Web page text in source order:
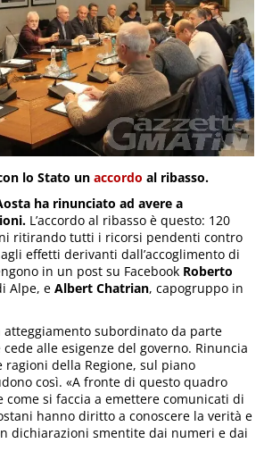
lo Stato unaccordo al ribasso.
ha rinunciato ad avere a
L’accordo al ribasso è questo: 120
ritirando tutti i ricorsi pendenti contro
effetti derivanti dall’accoglimento di
in un post su Facebook Roberto
Alpe, e Albert Chatrian, capogruppo in
atteggiamento subordinato da parte
alle esigenze del governo. Rinuncia
della Regione, sul piano
così. «A fronte di questo quadro
come si faccia a emettere comunicati di
hanno diritto a conoscere la verità e
dichiarazioni smentite dai numeri e dai